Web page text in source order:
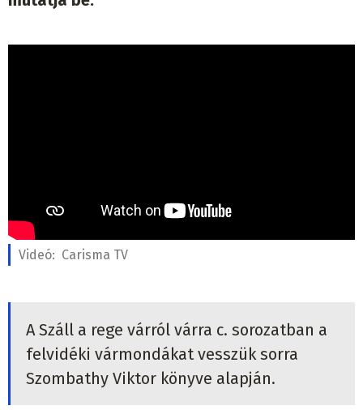
Videó: Carisma TV
A Száll a rege várról várra c. sorozatban a
felvidéki vármondákat vesszük sorra
Szombathy Viktor könyve alapján.